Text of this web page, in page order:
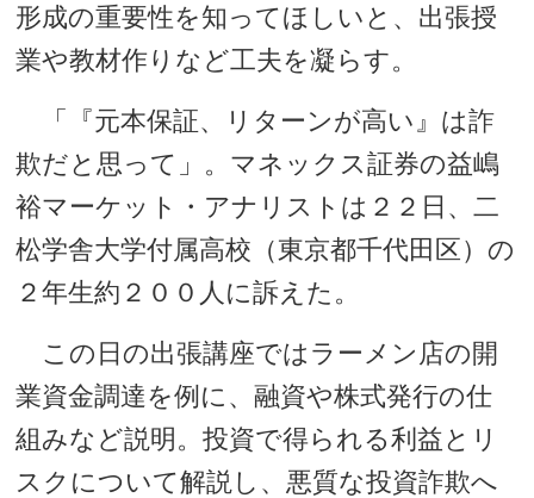
形成の重要性を知ってほしいと、出張授
業や教材作りなど工夫を凝らす。
「『元本保証、リターンが高い』は詐
欺だと思って」。マネックス証券の益嶋
裕マーケット・アナリストは２２日、二
松学舎大学付属高校（東京都千代田区）の
２年生約２００人に訴えた。
この日の出張講座ではラーメン店の開
業資金調達を例に、融資や株式発行の仕
組みなど説明。投資で得られる利益とリ
スクについて解説し、悪質な投資詐欺へ